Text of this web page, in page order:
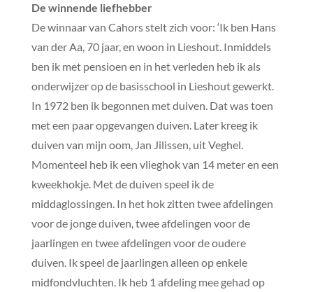
De winnende liefhebber
De winnaar van Cahors stelt zich voor: ‘Ik ben Hans
van der Aa, 70 jaar, en woon in Lieshout. Inmiddels
ben ik met pensioen en in het verleden heb ik als
onderwijzer op de basisschool in Lieshout gewerkt.
In 1972 ben ik begonnen met duiven. Dat was toen
met een paar opgevangen duiven. Later kreeg ik
duiven van mijn oom, Jan Jilissen, uit Veghel.
Momenteel heb ik een vlieghok van 14 meter en een
kweekhokje. Met de duiven speel ik de
middaglossingen. In het hok zitten twee afdelingen
voor de jonge duiven, twee afdelingen voor de
jaarlingen en twee afdelingen voor de oudere
duiven. Ik speel de jaarlingen alleen op enkele
midfondvluchten. Ik heb 1 afdeling mee gehad op